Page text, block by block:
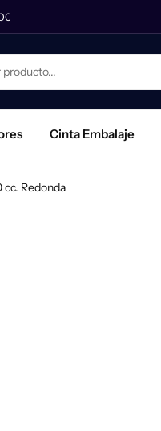
Cinta Embalaje
cc. Redonda
Bidones para Gasolina
Bidones para Kerosene